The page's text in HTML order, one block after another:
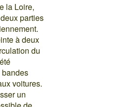
la Loire,
parties
à deux
du
bandes
voitures.
un